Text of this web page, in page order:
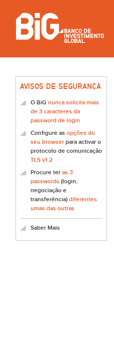
AVISOS DE SEGURANÇA
O BiG nunca solicita mais
de 3 caracteres da
password de login
Configure as opções do
seu browser para activar o
protocolo de comunicação
TLS v1.2
Procure ter as 3
passwords (login,
negociação e
transferência) diferentes
umas das outras
Saber Mais